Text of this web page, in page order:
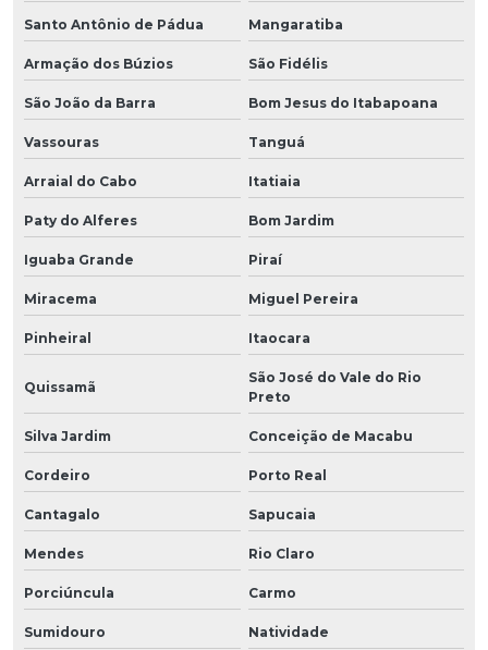
Santo Antônio de Pádua Mangaratiba
Armação dos Búzios São Fidélis
São João da Barra Bom Jesus do Itabapoana
Vassouras Tanguá
Arraial do Cabo Itatiaia
Paty do Alferes Bom Jardim
Iguaba Grande Piraí
Miracema Miguel Pereira
Pinheiral Itaocara
Quissamã
São José do Vale do Rio
Preto
Silva Jardim Conceição de Macabu
Cordeiro Porto Real
Cantagalo Sapucaia
Mendes Rio Claro
Porciúncula Carmo
Sumidouro Natividade